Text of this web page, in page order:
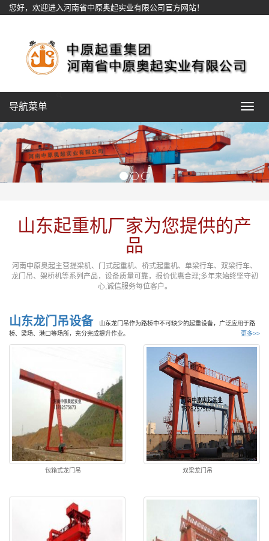
您好，欢迎进入河南省中原奥起实业有限公司官方网站！
Toggle
导航菜单
山东起重机厂家为您提供的产
品
河南中原奥起主营提梁机、门式起重机、桥式起重机、单梁行车、双梁行车、
龙门吊、架桥机等系列产品，设备质量可靠，报价优惠合理;多年来始终坚守初
心,诚信服务每位客户。
山东龙门吊设备
山东龙门吊作为路桥中不可缺少的起重设备，广泛应用于路
桥、梁场、港口等场所，充分完成提升作业。
更多>>
包箱式龙门吊 双梁龙门吊